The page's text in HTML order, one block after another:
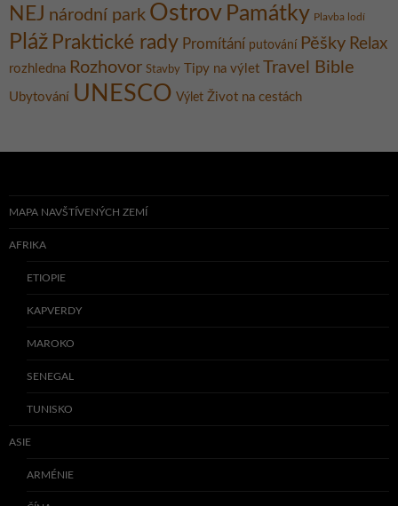
NEJ národní park Ostrov Památky Plavba lodí
Pláž Praktické rady Promítání putování Pěšky Relax
rozhledna Rozhovor Stavby Tipy na výlet Travel Bible
Ubytování UNESCO Výlet Život na cestách
MAPA NAVŠTÍVENÝCH ZEMÍ
AFRIKA
ETIOPIE
KAPVERDY
MAROKO
SENEGAL
TUNISKO
ASIE
ARMÉNIE